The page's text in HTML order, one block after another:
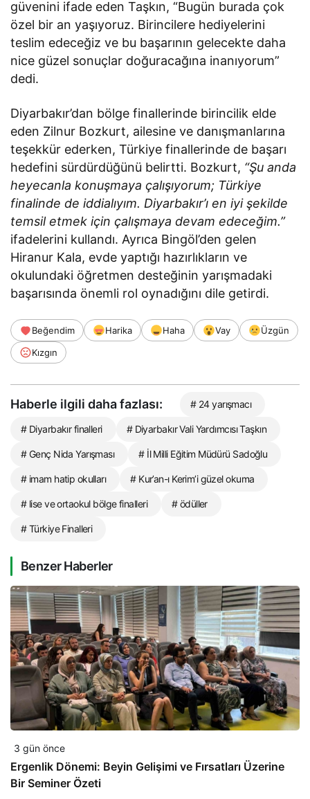
güvenini ifade eden Taşkın, “Bugün burada çok
özel bir an yaşıyoruz. Birincilere hediyelerini
teslim edeceğiz ve bu başarının gelecekte daha
nice güzel sonuçlar doğuracağına inanıyorum”
dedi.
Diyarbakır’dan bölge finallerinde birincilik elde
eden Zilnur Bozkurt, ailesine ve danışmanlarına
teşekkür ederken, Türkiye finallerinde de başarı
hedefini sürdürdüğünü belirtti. Bozkurt, “Şu anda
heyecanla konuşmaya çalışıyorum; Türkiye
finalinde de iddialıyım. Diyarbakır’ı en iyi şekilde
temsil etmek için çalışmaya devam edeceğim.”
ifadelerini kullandı. Ayrıca Bingöl’den gelen
Hiranur Kala, evde yaptığı hazırlıkların ve
okulundaki öğretmen desteğinin yarışmadaki
başarısında önemli rol oynadığını dile getirdi.
Beğendim Harika Haha Vay
Üzgün
Kızgın
Haberle ilgili daha fazlası: # 24 yarışmacı
# Diyarbakır finalleri # Diyarbakır Vali Yardımcısı Taşkın
# Genç Nida Yarışması # İl Milli Eğitim Müdürü Sadoğlu
# imam hatip okulları # Kur’an-ı Kerim’i güzel okuma
# lise ve ortaokul bölge finalleri # ödüller
# Türkiye Finalleri
Benzer Haberler
3 gün önce
Ergenlik Dönemi: Beyin Gelişimi ve Fırsatları Üzerine
Bir Seminer Özeti